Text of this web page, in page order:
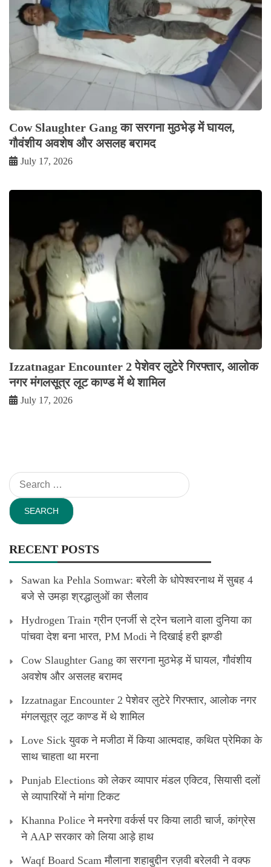
Cow Slaughter Gang का सरगना मुठभेड़ में घायल,
गौवंशीय अवशेष और असलह बरामद
July 17, 2026
Izzatnagar Encounter 2 पेशेवर लुटेरे गिरफ्तार, आलोक
नगर मंगलसूत्र लूट काण्‍ड में थे शामिल
July 17, 2026
Search
for:
RECENT POSTS
Sawan ka Pehla Somwar: बरेली के धोपेश्वरनाथ में सुबह 4
बजे से उमड़ा श्रद्धालुओं का सैलाव
Hydrogen Train ग्रीन एनर्जी से ट्रेन चलाने वाला दुनिया का
पांचवा देश बना भारत, PM Modi ने दिखाई हरी झण्डी
Cow Slaughter Gang का सरगना मुठभेड़ में घायल, गौवंशीय
अवशेष और असलह बरामद
Izzatnagar Encounter 2 पेशेवर लुटेरे गिरफ्तार, आलोक नगर
मंगलसूत्र लूट काण्‍ड में थे शामिल
Love Sick युवक ने मजीठा में किया आत्मदाह, कथित प्रेमिका के
साथ चाहता था मरना
Punjab Elections को लेकर व्यापार मंडल एक्टिव, सियासी दलों
से व्यापारियों ने मांगा टिकट
Khanna Police ने मनरेगा वर्कर्स पर किया लाठी चार्ज, कांग्रेस
ने AAP सरकार को लिया आड़े हाथ
Waqf Board Scam मौलाना शहाबुद्दीन रज़वी बरेलवी ने वक्फ